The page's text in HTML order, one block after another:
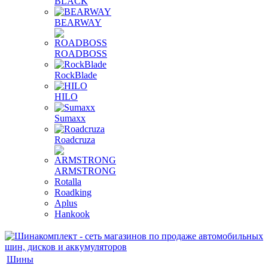
BEARWAY
ROADBOSS
RockBlade
HILO
Sumaxx
Roadcruza
ARMSTRONG
Rotalla
Roadking
Aplus
Hankook
Шины